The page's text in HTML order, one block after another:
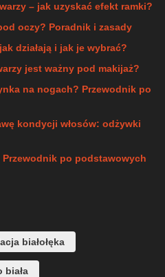
– jak uzyskać efekt ramki?
oczy? Poradnik i zasady
działają i jak je wybrać?
jest ważny pod makijaż?
na nogach? Przewodnik po
kondycji włosów: odżywki
po podstawowych
białołęka
biała